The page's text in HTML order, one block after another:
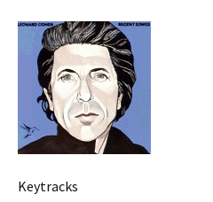
Keytracks